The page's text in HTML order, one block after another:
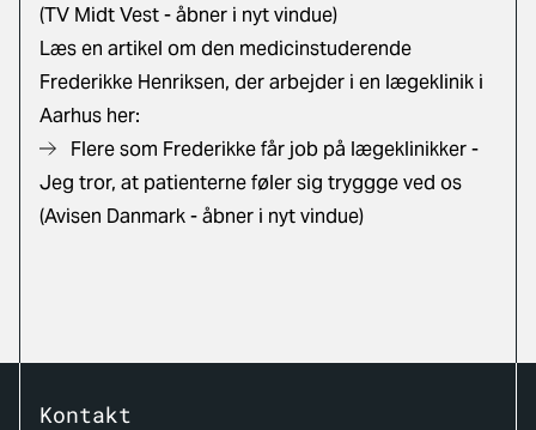
(TV Midt Vest - åbner i nyt vindue)
Læs en artikel om den medicinstuderende
Frederikke Henriksen, der arbejder i en lægeklinik i
Aarhus her:
Flere som Frederikke får job på lægeklinikker -
Jeg tror, at patienterne føler sig tryggge ved os
(Avisen Danmark - åbner i nyt vindue)
Kontakt